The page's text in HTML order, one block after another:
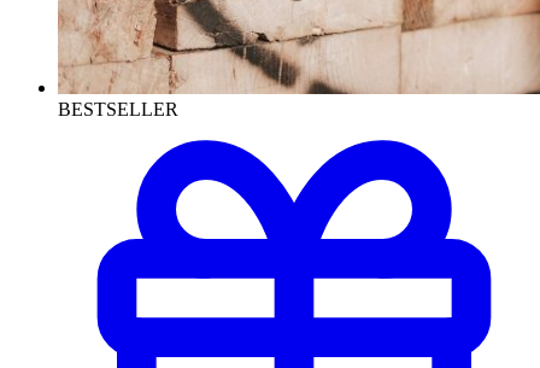
BESTSELLER